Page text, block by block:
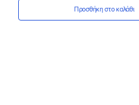
Προσθήκη στο καλάθι